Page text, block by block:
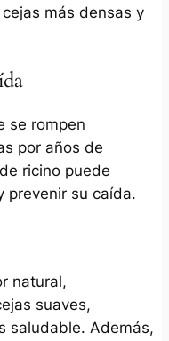
más densas y
se rompen
por años de
ricino puede
prevenir su caída.
natural,
suaves,
saludable. Además,